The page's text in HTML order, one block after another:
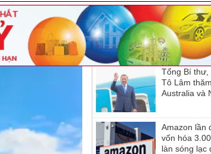
Tổng Bí thư,
Tô Lâm
Australia và
Amazon lần
vốn hóa
làn sóng lạc